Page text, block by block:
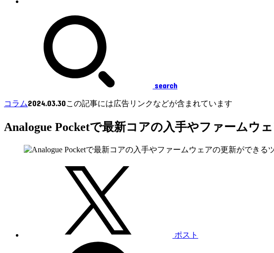
search
コラム2024.03.30この記事には広告リンクなどが含まれています
Analogue Pocketで最新コアの入手やファームウ
ポスト